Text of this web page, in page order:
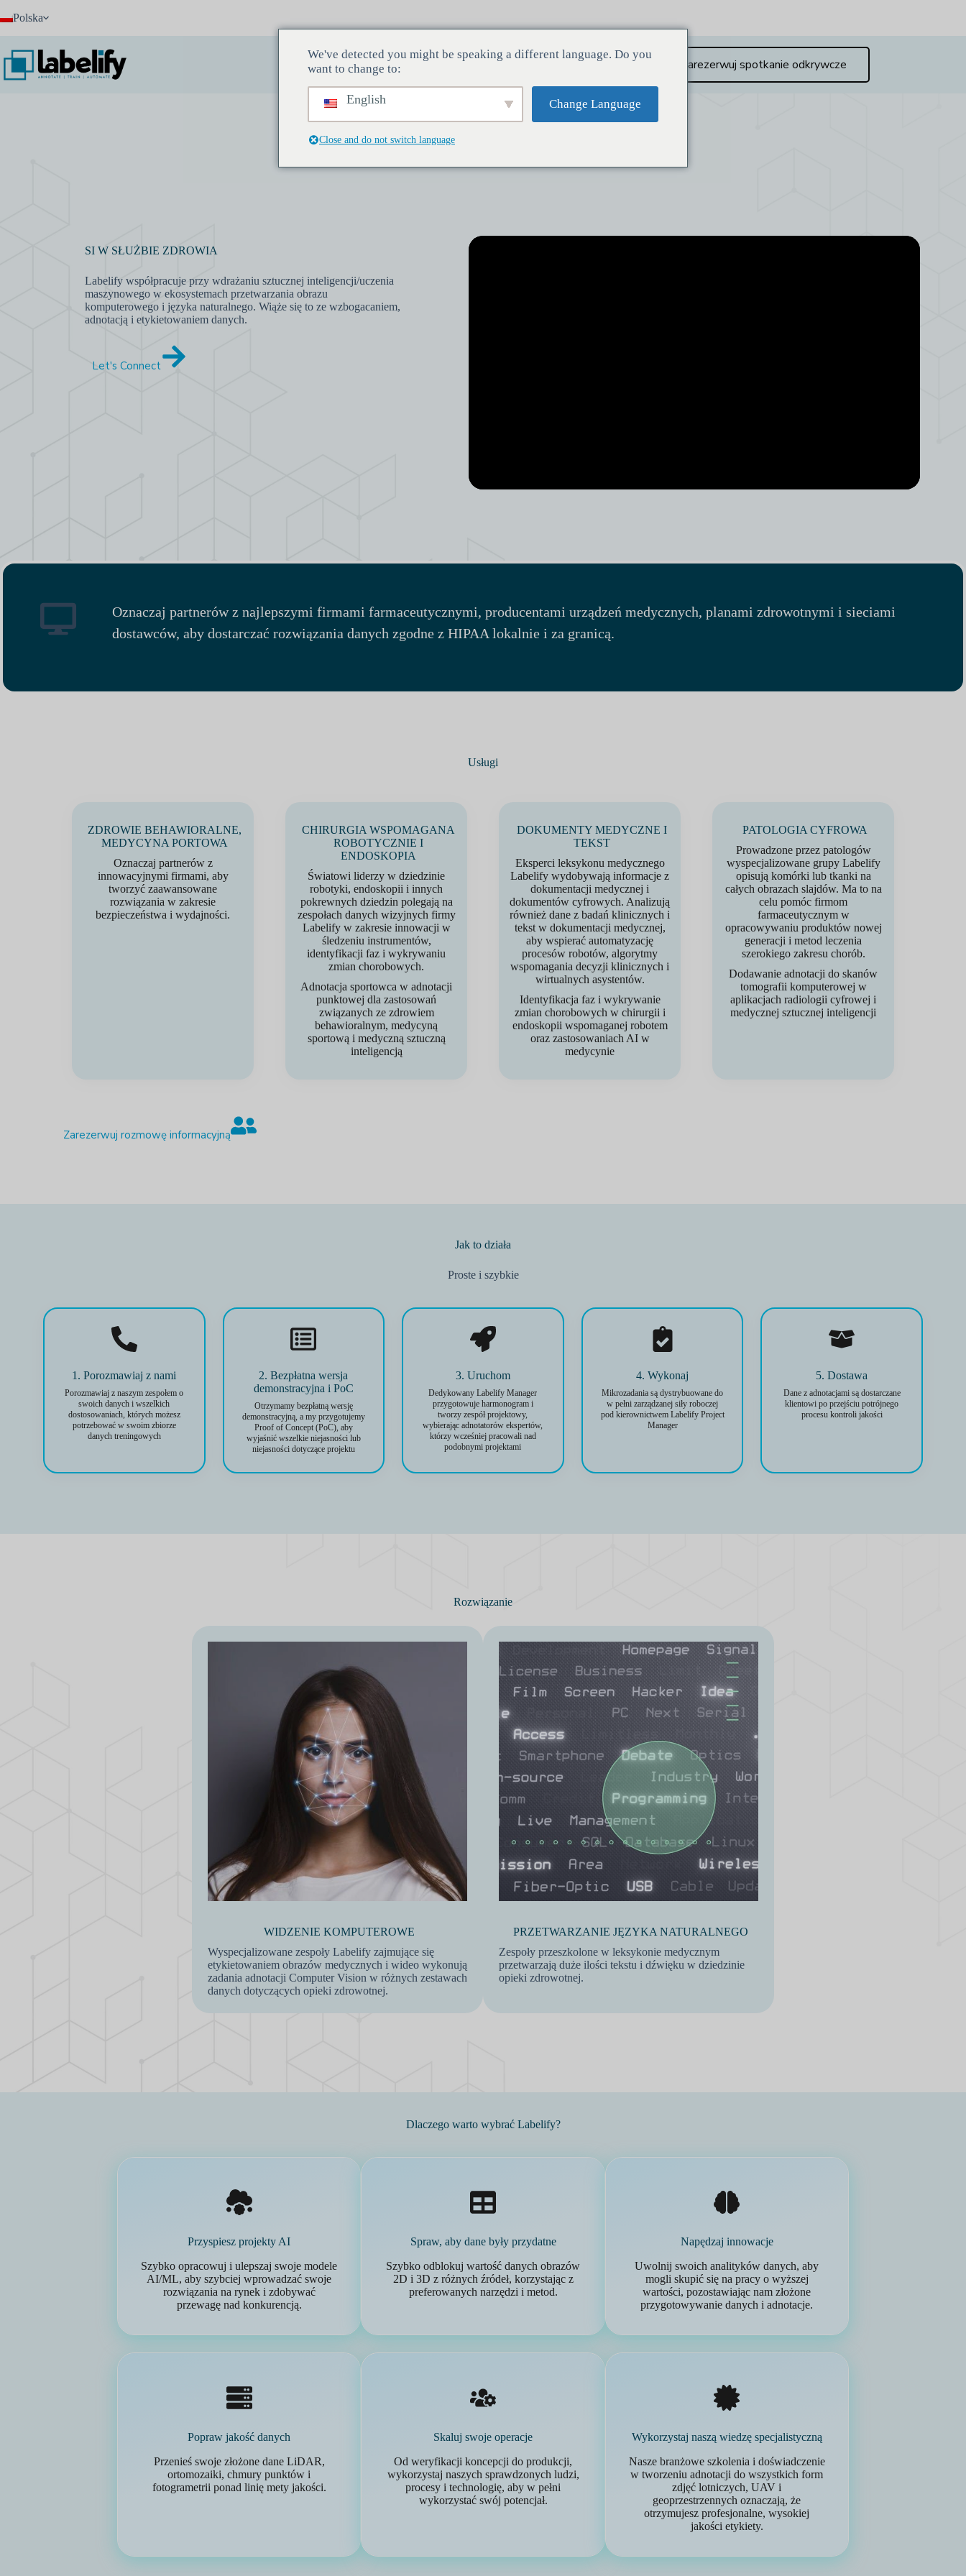
doPolska
Branże Usługi Firma Zarezerwuj spotkanie odkrywcze
SI W SŁUŻBIE ZDROWIA
Labelify współpracuje przy wdrażaniu sztucznej inteligencji/uczenia
maszynowego w ekosystemach przetwarzania obrazu
komputerowego i języka naturalnego. Wiąże się to ze wzbogacaniem,
adnotacją i etykietowaniem danych.
Let's Connect
Oznaczaj partnerów z najlepszymi firmami farmaceutycznymi, producentami urządzeń medycznych, planami zdrowotnymi i sieciami
dostawców, aby dostarczać rozwiązania danych zgodne z HIPAA lokalnie i za granicą.
Usługi
ZDROWIE BEHAWIORALNE,
MEDYCYNA PORTOWA
Oznaczaj partnerów z
innowacyjnymi firmami, aby
tworzyć zaawansowane
rozwiązania w zakresie
bezpieczeństwa i wydajności.
CHIRURGIA WSPOMAGANA
ROBOTYCZNIE I
ENDOSKOPIA
Światowi liderzy w dziedzinie
robotyki, endoskopii i innych
pokrewnych dziedzin polegają na
zespołach danych wizyjnych firmy
Labelify w zakresie innowacji w
śledzeniu instrumentów,
identyfikacji faz i wykrywaniu
zmian chorobowych.
Adnotacja sportowca w adnotacji
punktowej dla zastosowań
związanych ze zdrowiem
behawioralnym, medycyną
sportową i medyczną sztuczną
inteligencją
DOKUMENTY MEDYCZNE I
TEKST
Eksperci leksykonu medycznego
Labelify wydobywają informacje z
dokumentacji medycznej i
dokumentów cyfrowych. Analizują
również dane z badań klinicznych i
tekst w dokumentacji medycznej,
aby wspierać automatyzację
procesów robotów, algorytmy
wspomagania decyzji klinicznych i
wirtualnych asystentów.
Identyfikacja faz i wykrywanie
zmian chorobowych w chirurgii i
endoskopii wspomaganej robotem
oraz zastosowaniach AI w
medycynie
PATOLOGIA CYFROWA
Prowadzone przez patologów
wyspecjalizowane grupy Labelify
opisują komórki lub tkanki na
całych obrazach slajdów. Ma to na
celu pomóc firmom
farmaceutycznym w
opracowywaniu produktów nowej
generacji i metod leczenia
szerokiego zakresu chorób.
Dodawanie adnotacji do skanów
tomografii komputerowej w
aplikacjach radiologii cyfrowej i
medycznej sztucznej inteligencji
Zarezerwuj rozmowę informacyjną
Jak to działa
Proste i szybkie
1. Porozmawiaj z nami
Porozmawiaj z naszym zespołem o
swoich danych i wszelkich
dostosowaniach, których możesz
potrzebować w swoim zbiorze
danych treningowych
2. Bezpłatna wersja
demonstracyjna i PoC
Otrzymamy bezpłatną wersję
demonstracyjną, a my przygotujemy
Proof of Concept (PoC), aby
wyjaśnić wszelkie niejasności lub
niejasności dotyczące projektu
3. Uruchom
Dedykowany Labelify Manager
przygotowuje harmonogram i
tworzy zespół projektowy,
wybierając adnotatorów ekspertów,
którzy wcześniej pracowali nad
podobnymi projektami
4. Wykonaj
Mikrozadania są dystrybuowane do
w pełni zarządzanej siły roboczej
pod kierownictwem Labelify Project
Manager
5. Dostawa
Dane z adnotacjami są dostarczane
klientowi po przejściu potrójnego
procesu kontroli jakości
Rozwiązanie
WIDZENIE KOMPUTEROWE
Wyspecjalizowane zespoły Labelify zajmujące się
etykietowaniem obrazów medycznych i wideo wykonują
zadania adnotacji Computer Vision w różnych zestawach
danych dotyczących opieki zdrowotnej.
PRZETWARZANIE JĘZYKA NATURALNEGO
Zespoły przeszkolone w leksykonie medycznym
przetwarzają duże ilości tekstu i dźwięku w dziedzinie
opieki zdrowotnej.
Dlaczego warto wybrać Labelify?
Przyspiesz projekty AI
Szybko opracowuj i ulepszaj swoje modele
AI/ML, aby szybciej wprowadzać swoje
rozwiązania na rynek i zdobywać
przewagę nad konkurencją.
Spraw, aby dane były przydatne
Szybko odblokuj wartość danych obrazów
2D i 3D z różnych źródeł, korzystając z
preferowanych narzędzi i metod.
Napędzaj innowacje
Uwolnij swoich analityków danych, aby
mogli skupić się na pracy o wyższej
wartości, pozostawiając nam złożone
przygotowywanie danych i adnotacje.
Popraw jakość danych
Przenieś swoje złożone dane LiDAR,
ortomozaiki, chmury punktów i
fotogrametrii ponad linię mety jakości.
Skaluj swoje operacje
Od weryfikacji koncepcji do produkcji,
wykorzystaj naszych sprawdzonych ludzi,
procesy i technologię, aby w pełni
wykorzystać swój potencjał.
Wykorzystaj naszą wiedzę specjalistyczną
Nasze branżowe szkolenia i doświadczenie
w tworzeniu adnotacji do wszystkich form
zdjęć lotniczych, UAV i
geoprzestrzennych oznaczają, że
otrzymujesz profesjonalne, wysokiej
jakości etykiety.
We've detected you might be speaking a different language. Do you
want to change to:
English Change Language
Close and do not switch language